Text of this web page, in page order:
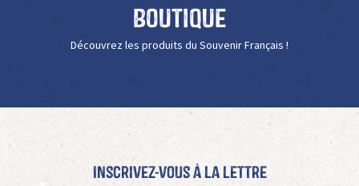
Boutique
Découvrez les produits du Souvenir Français !
Inscrivez-vous à La Lettre